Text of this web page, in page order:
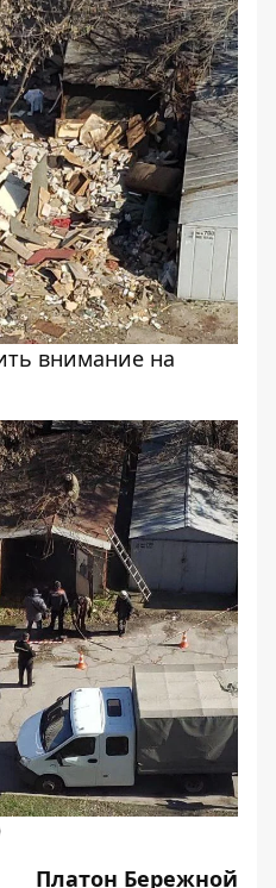
внимание на
Платон Бережной